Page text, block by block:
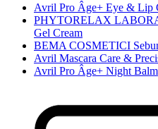
Avril Pro Âge+ Eye & Lip
PHYTORELAX
Gel Cream
BEMA COSMETICI
Avril Mascara Care &
Avril Pro Âge+ Night Balm